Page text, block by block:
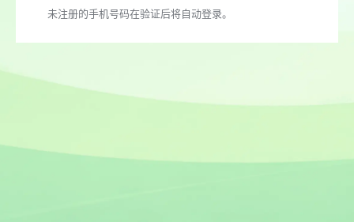
未注册的手机号码在验证后将自动登录。